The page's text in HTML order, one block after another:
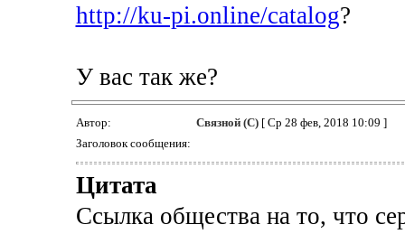
http://ku-pi.online/catalog?
У вас так же?
Автор: Связной (С)[ Ср 28 фев, 2018 10:09 ]
Заголовок сообщения:
Цитата
Ссылка общества на то, что